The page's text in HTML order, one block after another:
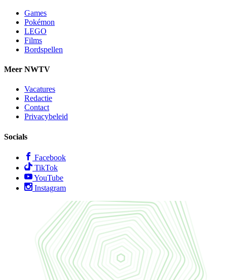
Games
Pokémon
LEGO
Films
Bordspellen
Meer NWTV
Vacatures
Redactie
Contact
Privacybeleid
Socials
Facebook
TikTok
YouTube
Instagram